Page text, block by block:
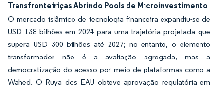
Transfronteiriças Abrindo Pools de Microinvestimento
O mercado islâmico de tecnologia financeira expandiu-se de
USD 138 bilhões em 2024 para uma trajetória projetada que
supera USD 300 bilhões até 2027; no entanto, o elemento
transformador não é a avaliação agregada, mas a
democratização do acesso por meio de plataformas como a
Wahed. O Ruya dos EAU obteve aprovação regulatória em